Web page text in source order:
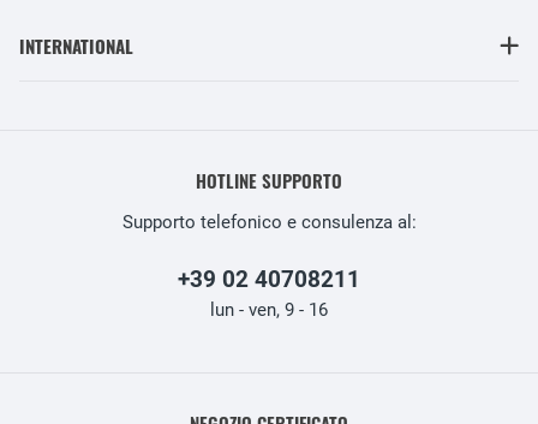
INTERNATIONAL
HOTLINE SUPPORTO
Supporto telefonico e consulenza al:
+39 02 40708211
lun - ven, 9 - 16